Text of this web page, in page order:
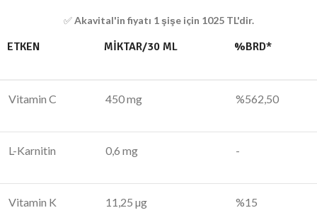
✅Akavital'in fiyatı 1 şişe için 1025 TL'dir.
ETKEN MİKTAR/30 ML %BRD*
Vitamin C 450 mg %562,50
L-Karnitin 0,6 mg -
Vitamin K 11,25 µg %15